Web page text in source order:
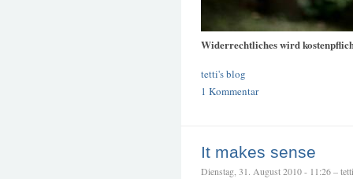
Widerrechtliches wird
tetti's blog
1 Kommentar
It makes sense
Dienstag, 31. August 2010 - 11:26 – tetti